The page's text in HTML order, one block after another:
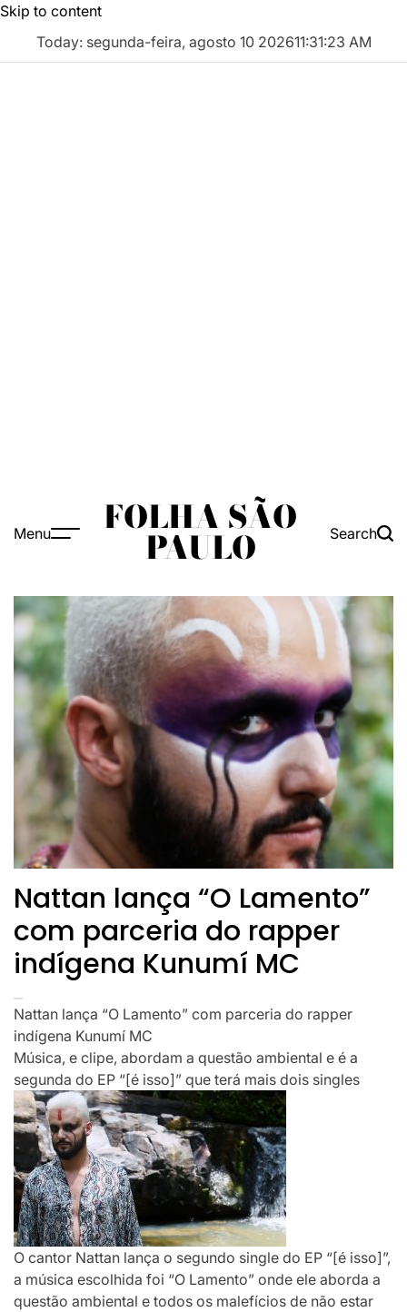
Skip to content
Today: segunda-feira, agosto 10 202611:31:24 AM
Menu FOLHA SÃO
PAULO Search
Nattan lança “O Lamento”
com parceria do rapper
indígena Kunumí MC
Nattan lança “O Lamento” com parceria do rapper
indígena Kunumí MC
Música, e clipe, abordam a questão ambiental e é a
segunda do EP “[é isso]” que terá mais dois singles
O cantor Nattan lança o segundo single do EP “[é isso]”,
a música escolhida foi “O Lamento” onde ele aborda a
questão ambiental e todos os malefícios de não estar